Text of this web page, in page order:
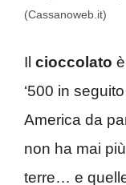
(Cassanoweb.it)
Il cioccolato
‘500 in
America da
non ha mai
terre… e